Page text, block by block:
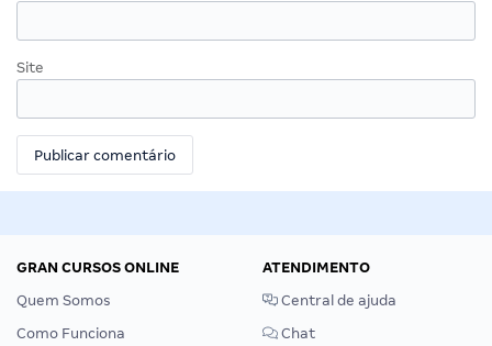
Site
GRAN CURSOS ONLINE
Quem Somos
Como Funciona
ATENDIMENTO
Central de ajuda
Chat